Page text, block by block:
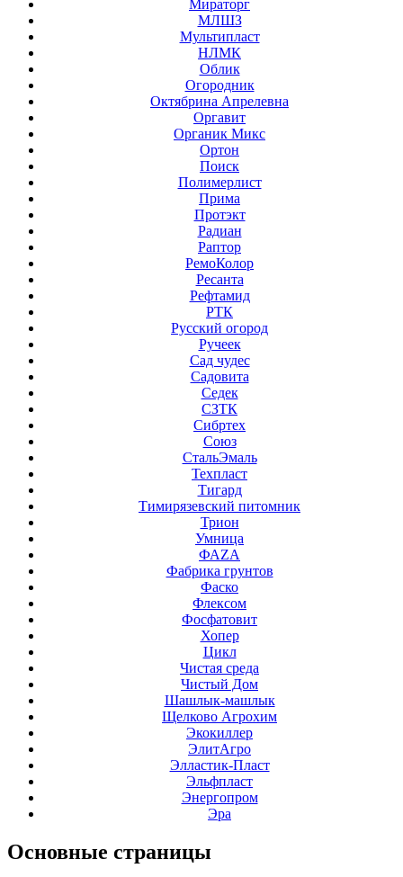
Мираторг
МЛШЗ
Мультипласт
НЛМК
Облик
Огородник
Октябрина Апрелевна
Оргавит
Органик Микс
Ортон
Поиск
Полимерлист
Прима
Протэкт
Радиан
Раптор
РемоКолор
Ресанта
Рефтамид
РТК
Русский огород
Ручеек
Сад чудес
Садовита
Седек
СЗТК
Сибртех
Союз
СтальЭмаль
Техпласт
Тигард
Тимирязевский питомник
Трион
Умница
ФАZА
Фабрика грунтов
Фаско
Флексом
Фосфатовит
Хопер
Цикл
Чистая среда
Чистый Дом
Шашлык-машлык
Щелково Агрохим
Экокиллер
ЭлитАгро
Элластик-Пласт
Эльфпласт
Энергопром
Эра
Основные страницы